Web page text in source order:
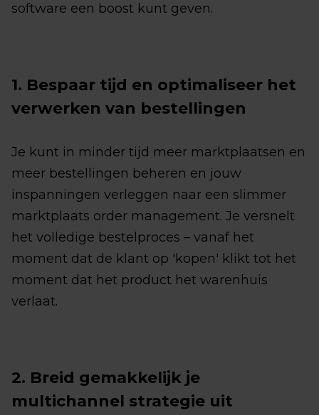
software een boost kunt geven.
1. Bespaar tijd en optimaliseer het
verwerken van bestellingen
Je kunt in minder tijd meer marktplaatsen en
meer bestellingen beheren en jouw
inspanningen verleggen naar een slimmer
marktplaats order management. Je versnelt
het volledige bestelproces – vanaf het
moment dat de klant op 'kopen' klikt tot het
moment dat het product het warenhuis
verlaat.
2. Breid gemakkelijk je
multichannel strategie uit